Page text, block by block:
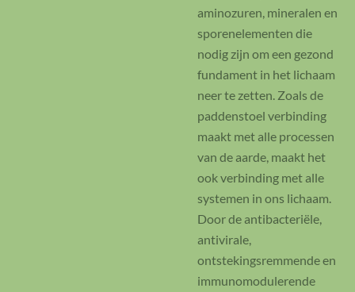
aminozuren, mineralen en
sporenelementen die
nodig zijn om een gezond
fundament in het lichaam
neer te zetten. Zoals de
paddenstoel verbinding
maakt met alle processen
van de aarde, maakt het
ook verbinding met alle
systemen in ons lichaam.
Door de antibacteriële,
antivirale,
ontstekingsremmende en
immunomodulerende